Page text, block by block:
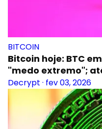
BITCOIN
Bitcoin hoje: BTC
"medo extremo";
Decrypt · fev 03, 2026